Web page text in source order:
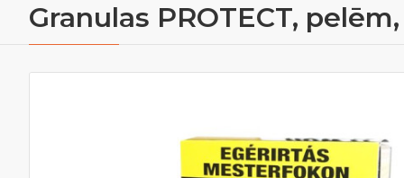
Granulas PROTECT,